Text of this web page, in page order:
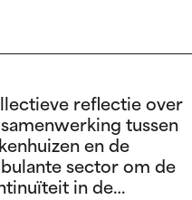
een broodje.
reflectie over
tussen
en de
sector om de
in de